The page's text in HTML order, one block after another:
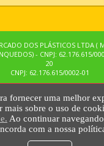
fornecer uma melhor
mais sobre o uso de
Ao continuar
com a nossa
DOS PLÁSTICOS LTDA (
- CNPJ: 62.176.615/
20
CNPJ: 62.176.615/0002-01
TODOS OS DIREITOS